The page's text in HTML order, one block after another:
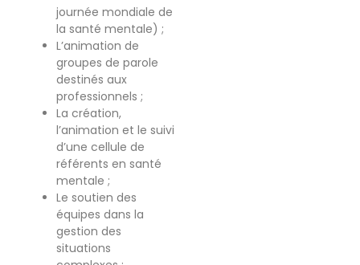
journée mondiale de
la santé mentale) ;
L’animation de
groupes de parole
destinés aux
professionnels ;
La création,
l’animation et le suivi
d’une cellule de
référents en santé
mentale ;
Le soutien des
équipes dans la
gestion des
situations